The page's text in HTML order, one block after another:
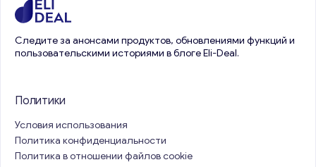
Следите за анонсами продуктов, обновлениями функций и
пользовательскими историями в блоге Eli-Deal.
Политики
Условия использования
Политика конфиденциальности
Политика в отношении файлов cookie